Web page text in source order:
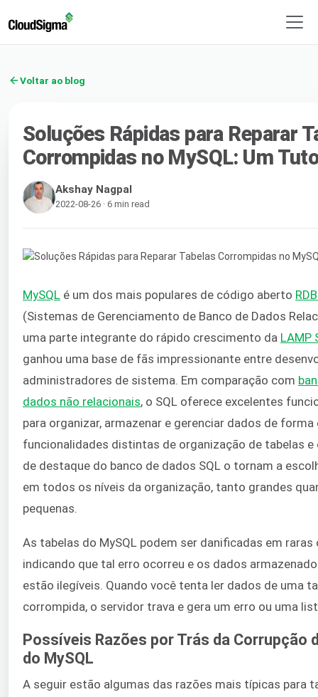
Voltar ao blog
Soluções Rápidas para Reparar
Corrompidas no MySQL: Um
Akshay Nagpal
2022-08-26 · 6 min read
MySQL é um dos mais populares de código aberto
(Sistemas de Gerenciamento de Banco de Dados
uma parte integrante do rápido crescimento da LAMP
ganhou uma base de fãs impressionante entre
administradores de sistema. Em comparação com
dados não relacionais, o SQL oferece excelentes
para organizar, armazenar e gerenciar dados de forma
funcionalidades distintas de organização de tabelas e
de destaque do banco de dados SQL o tornam a
em todos os níveis da organização, tanto grandes
pequenas.
As tabelas do MySQL podem ser danificadas em raras
indicando que tal erro ocorreu e os dados
estão ilegíveis. Quando você tenta ler dados de uma
corrompida, o servidor trava e gera um erro ou uma
Possíveis Razões por Trás da Corrupção
do MySQL
A seguir estão algumas das razões mais típicas para